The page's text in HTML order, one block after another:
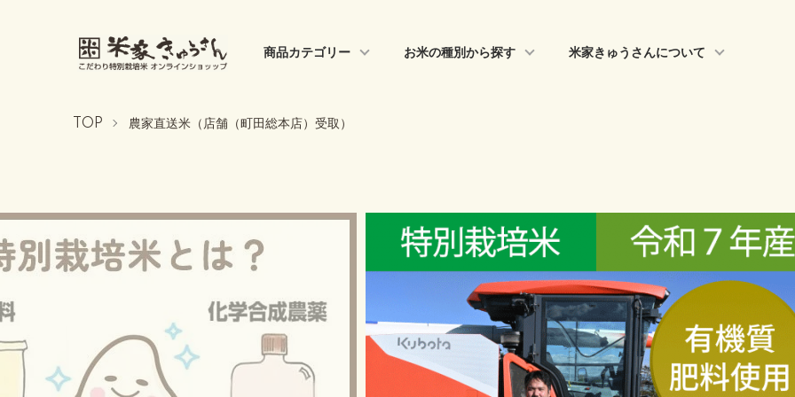
商品カテゴリー お米の種別から探す 米家きゅうさんについて
TOP 農家直送米（店舗（町田総本店）受取）